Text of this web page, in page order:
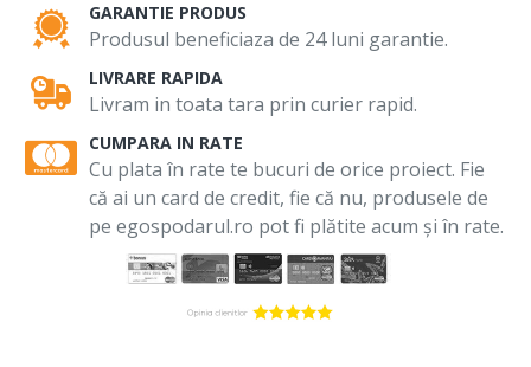
GARANTIE PRODUS
Produsul beneficiaza de 24 luni garantie.
LIVRARE RAPIDA
Livram in toata tara prin curier rapid.
CUMPARA IN RATE
Cu plata în rate te bucuri de orice proiect. Fie
că ai un card de credit, fie că nu, produsele de
pe egospodarul.ro pot fi plătite acum și în rate.